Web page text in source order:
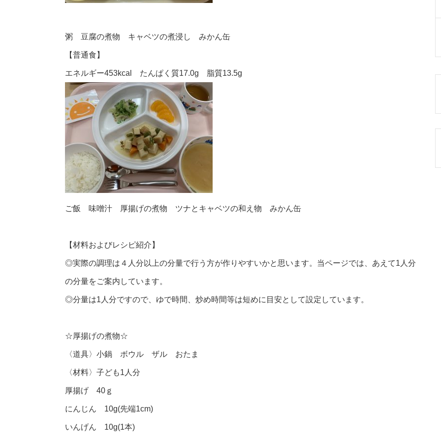
粥 豆腐の煮物 キャベツの煮浸し みかん缶
【普通食】
エネルギー453kcal たんぱく質17.0g 脂質13.5g
ご飯 味噌汁 厚揚げの煮物 ツナとキャベツの和え物 みかん缶
【材料およびレシピ紹介】
◎実際の調理は４人分以上の分量で行う方が作りやすいかと思います。当ページでは、あえて1人分
の分量をご案内しています。
◎分量は1人分ですので、ゆで時間、炒め時間等は短めに目安として設定しています。
☆厚揚げの煮物☆
〈道具〉小鍋 ボウル ザル おたま
〈材料〉子ども1人分
厚揚げ 40ｇ
にんじん 10g(先端1cm)
いんげん 10g(1本)